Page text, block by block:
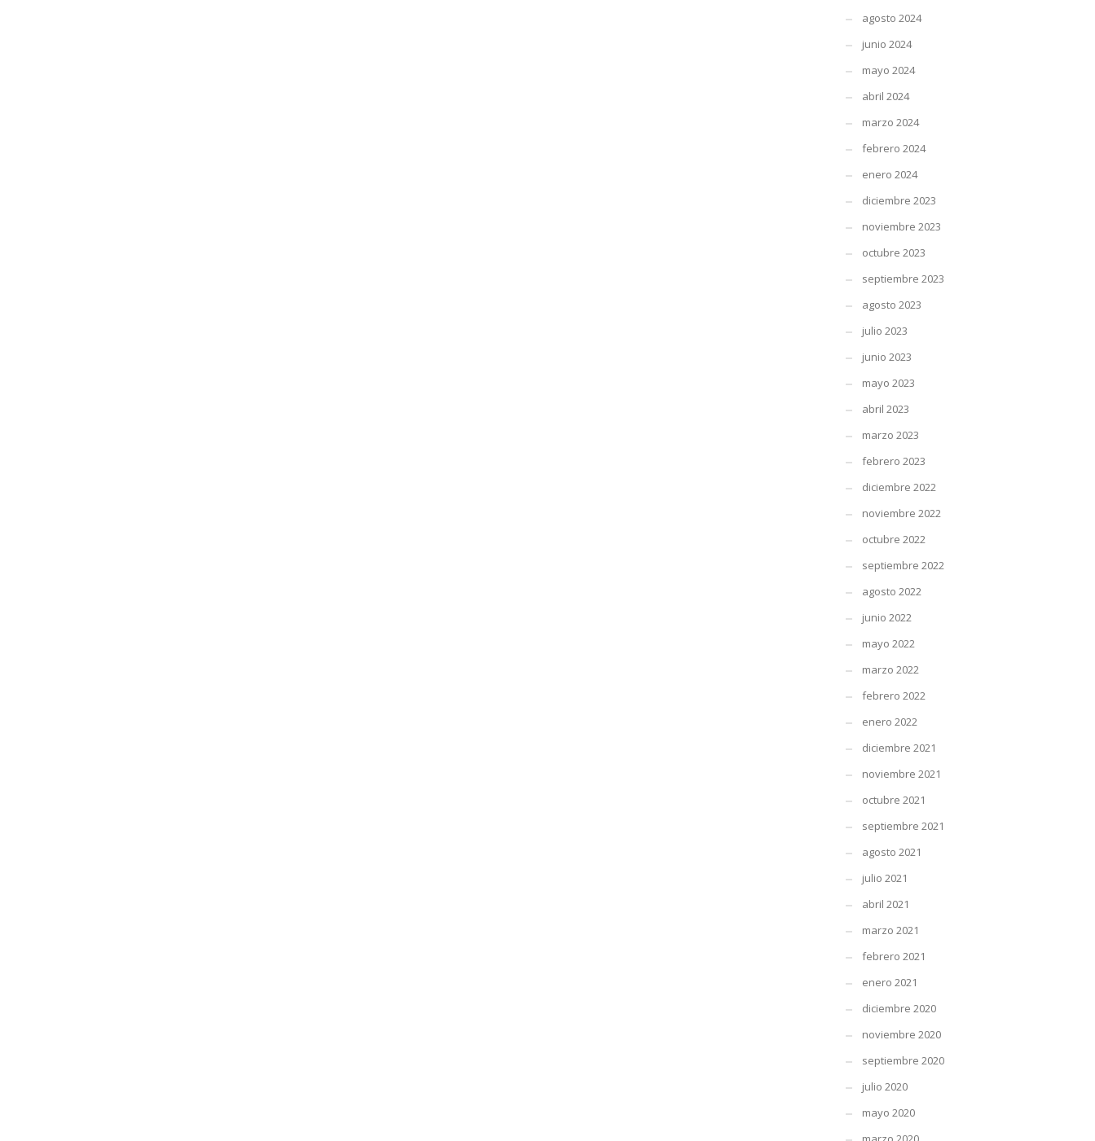
agosto 2024
junio 2024
mayo 2024
abril 2024
marzo 2024
febrero 2024
enero 2024
diciembre 2023
noviembre 2023
octubre 2023
septiembre 2023
agosto 2023
julio 2023
junio 2023
mayo 2023
abril 2023
marzo 2023
febrero 2023
diciembre 2022
noviembre 2022
octubre 2022
septiembre 2022
agosto 2022
junio 2022
mayo 2022
marzo 2022
febrero 2022
enero 2022
diciembre 2021
noviembre 2021
octubre 2021
septiembre 2021
agosto 2021
julio 2021
abril 2021
marzo 2021
febrero 2021
enero 2021
diciembre 2020
noviembre 2020
septiembre 2020
julio 2020
mayo 2020